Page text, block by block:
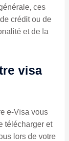
ces
crédit ou de
et de la
visa
e-Visa vous
télécharger et
lors de votre